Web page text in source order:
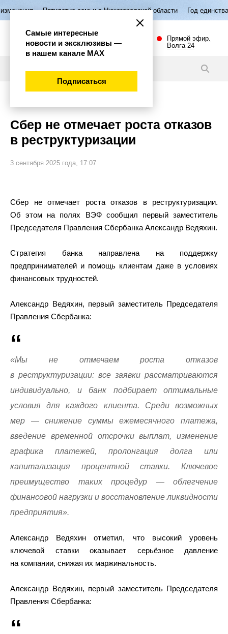
семьи в Нижегородской области Год единства народов
Прямой эфир.
Волга 24
Сбер не отмечает роста отказов
в реструктуризации
3 сентября 2025 года, 17:07
Сбер не отмечает роста отказов в реструктуризации.
Об этом на полях ВЭФ сообщил первый заместитель
Председателя Правления Сбербанка Александр Ведяхин.
Стратегия банка направлена на поддержку
предпринимателей и помощь клиентам даже в условиях
финансовых трудностей.
Александр Ведяхин, первый заместитель Председателя
Правления Сбербанка:
«Мы не отмечаем роста отказов
в реструктуризации: все заявки рассматриваются
индивидуально, и банк подбирает оптимальные
условия для каждого клиента. Среди возможных
мер — снижение суммы ежемесячного платежа,
введение временной отсрочки выплат, изменение
графика платежей, пролонгация долга или
капитализация процентной ставки. Ключевое
преимущество таких процедур — облегчение
финансовой нагрузки и восстановление ликвидности
предприятия».
Александр Ведяхин отметил, что высокий уровень
ключевой ставки оказывает серьёзное давление
на компании, снижая их маржинальность.
Александр Ведяхин, первый заместитель Председателя
Правления Сбербанка:
Самые интересные
новости и эксклюзивы —
в нашем канале МАХ
Подписаться